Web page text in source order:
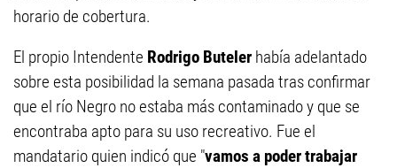
horario de cobertura.
El propio Intendente Rodrigo Buteler había adelantado
sobre esta posibilidad la semana pasada tras confirmar
que el río Negro no estaba más contaminado y que se
encontraba apto para su uso recreativo. Fue el
mandatario quien indicó que "vamos a poder trabajar